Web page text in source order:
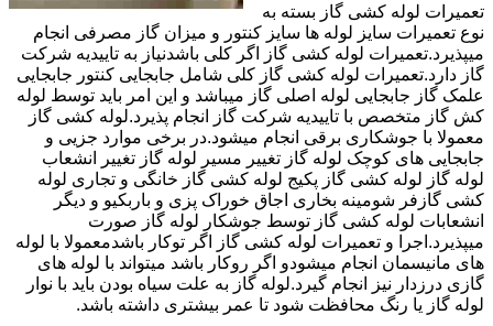
تعمیرات لوله کشی گاز بسته به
نوع تعمیرات سایز لوله ها سایز کنتور و میزان گاز مصرفی انجام
میپذیرد.تعمیرات لوله کشی گاز اگر کلی باشدنیاز به تاییدیه شرکت
گاز دارد.تعمیرات لوله کشی گاز کلی شامل جابجایی کنتور جابجایی
علمک گاز جابجایی لوله اصلی گاز میباشد و این امر باید توسط لوله
کش گاز متخصص با تاییدیه شرکت گاز انجام پذیرد.لوله کشی گاز
معمولا با جوشکاری برقی انجام میشود.در برخی موارد جزیی و
جابجایی های کوچک لوله گاز تغییر مسیر لوله گاز تغییر انشعاب
لوله گاز لوله کشی گاز پکیج لوله کشی گاز خانگی و تجاری لوله
کشی گازفر شومینه بخاری اجاق خوراک پزی و باربکیو و دیگر
انشعابات لوله کشی گاز توسط جوشکار لوله گاز صورت
میپذیرد.اجرا و تعمیرات لوله کشی گاز اگر توکار باشدمعمولا با لوله
های مانیسمان انجام میشودو اگر روکار باشد میتواند با لوله های
گازی درزدار نیز انجام گیرد.لوله گاز به علت سیاه بودن باید با نوار
لوله گاز یا رنگ محافظت شود تا عمر بیشتری داشته باشد.